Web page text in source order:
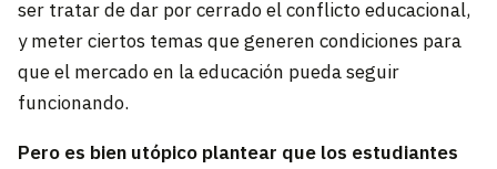
ser tratar de dar por cerrado el conflicto educacional,
y meter ciertos temas que generen condiciones para
que el mercado en la educación pueda seguir
funcionando.
Pero es bien utópico plantear que los estudiantes